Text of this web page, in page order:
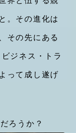
。その進化は
その先にある
ジネス・トラ
って成し遂げ
ろうか？